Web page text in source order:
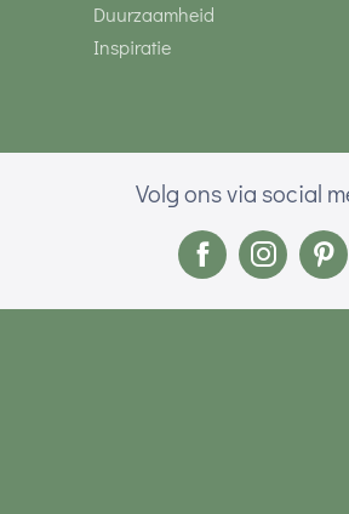
Duurzaamheid
Inspiratie
Volg ons via social